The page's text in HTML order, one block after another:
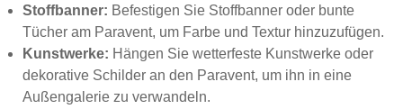
Stoffbanner: Befestigen Sie Stoffbanner oder bunte
Tücher am Paravent, um Farbe und Textur hinzuzufügen.
Kunstwerke: Hängen Sie wetterfeste Kunstwerke oder
dekorative Schilder an den Paravent, um ihn in eine
Außengalerie zu verwandeln.